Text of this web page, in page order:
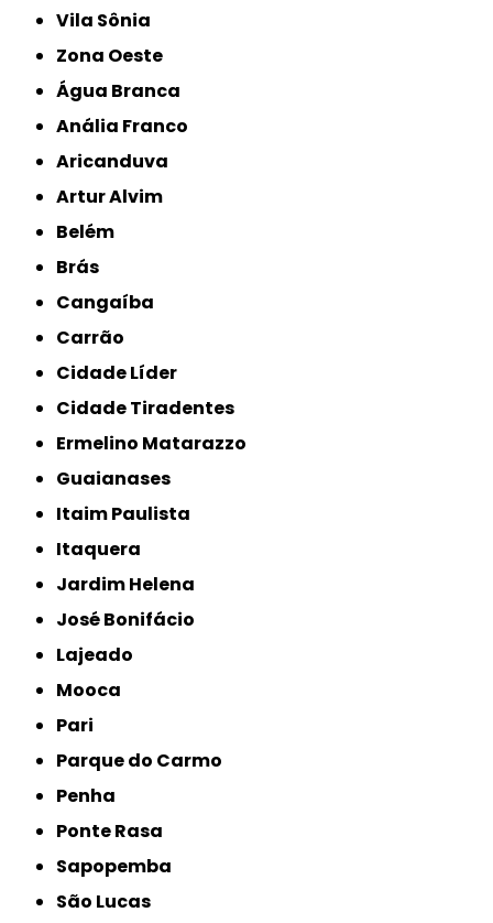
Vila Sônia
Zona Oeste
Água Branca
Anália Franco
Aricanduva
Artur Alvim
Belém
Brás
Cangaíba
Carrão
Cidade Líder
Cidade Tiradentes
Ermelino Matarazzo
Guaianases
Itaim Paulista
Itaquera
Jardim Helena
José Bonifácio
Lajeado
Mooca
Pari
Parque do Carmo
Penha
Ponte Rasa
Sapopemba
São Lucas